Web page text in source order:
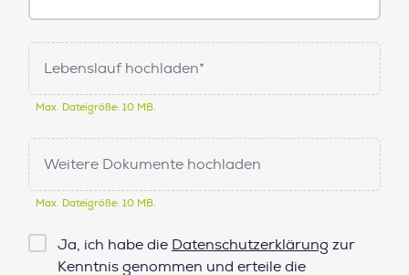
Lebenslauf hochladen*
Max. Dateigröße: 10 MB.
Weitere Dokumente hochladen
Max. Dateigröße: 10 MB.
Checkbox
Datenschutz*
Ja, ich habe die Datenschutzerklärung zur
Kenntnis genommen und erteile die